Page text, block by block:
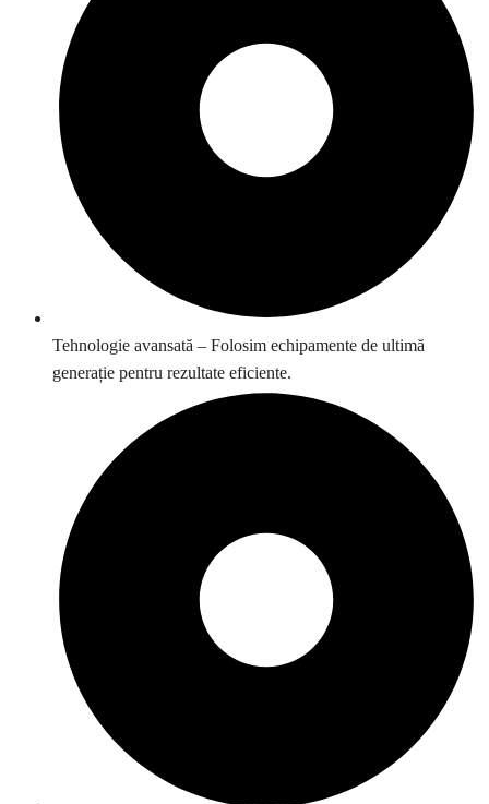
Tehnologie avansată – Folosim echipamente de ultimă
generație pentru rezultate eficiente.